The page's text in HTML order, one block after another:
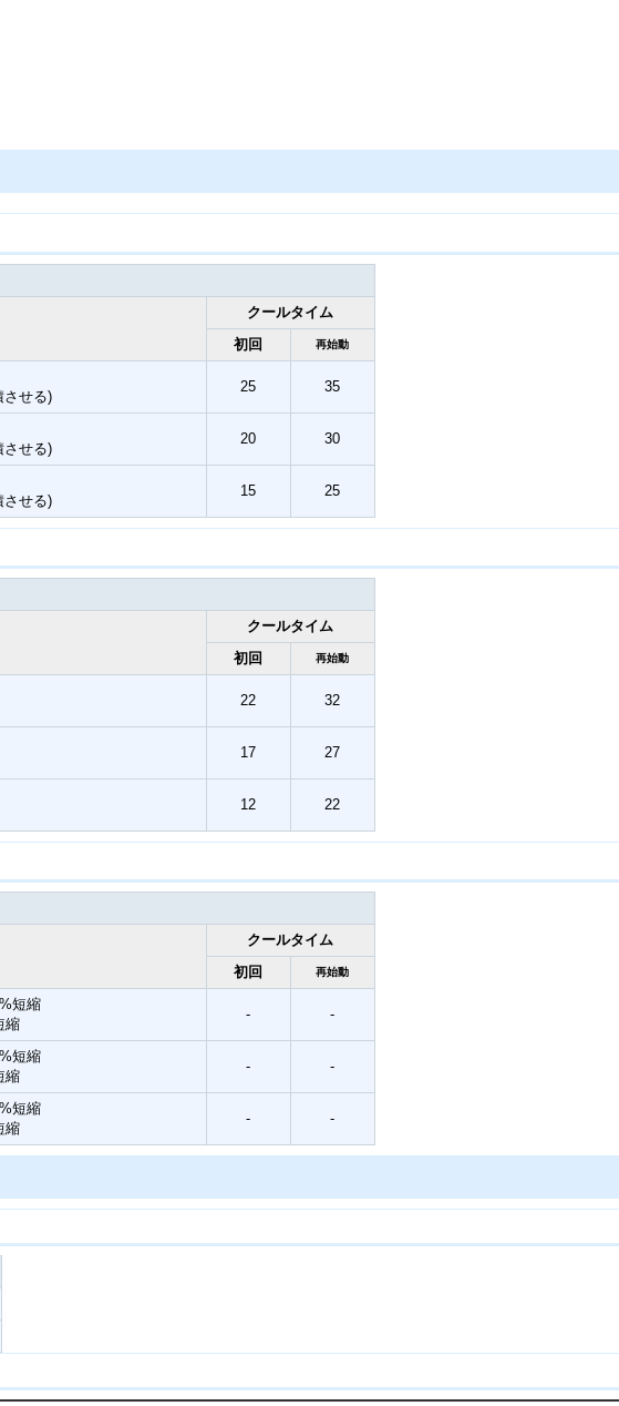
クールタイム
初回
再始動
させる)
25 35
させる)
20 30
させる)
15 25
クールタイム
初回
再始動
22 32
17 27
12 22
クールタイム
初回
再始動
短縮
縮
- -
短縮
縮
- -
短縮
縮
- -